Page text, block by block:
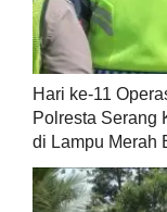
Hari ke-11
Polresta Serang
di Lampu Merah